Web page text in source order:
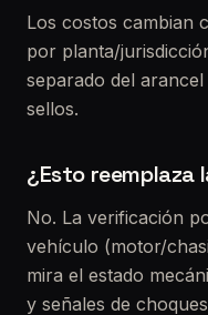
Los costos cambian
por planta/
separado del
sellos.
¿Esto reemplaza
No. La verificación
vehículo (motor/
mira el estado
y señales de